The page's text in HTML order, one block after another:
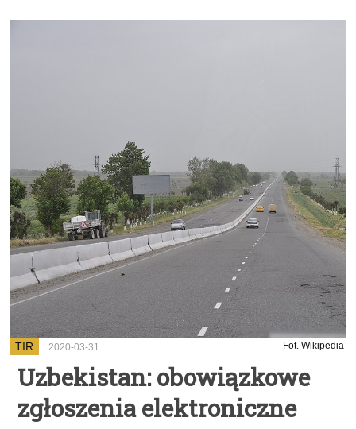
TIR 2020-03-31 Fot. Wikipedia
Uzbekistan: obowiązkowe
zgłoszenia elektroniczne